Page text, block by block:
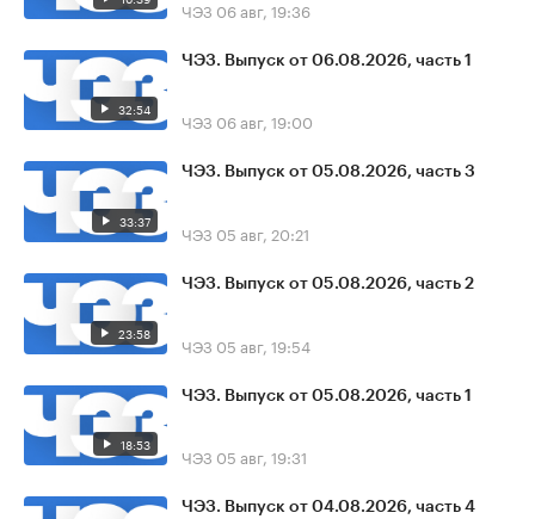
ЧЭЗ 06 авг, 19:36
32:54
ЧЭЗ. Выпуск от 06.08.2026, часть 1
ЧЭЗ 06 авг, 19:00
33:37
ЧЭЗ. Выпуск от 05.08.2026, часть 3
ЧЭЗ 05 авг, 20:21
23:58
ЧЭЗ. Выпуск от 05.08.2026, часть 2
ЧЭЗ 05 авг, 19:54
18:53
ЧЭЗ. Выпуск от 05.08.2026, часть 1
ЧЭЗ 05 авг, 19:31
ЧЭЗ. Выпуск от 04.08.2026, часть 4